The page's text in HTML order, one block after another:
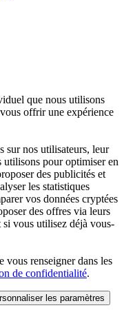
que nous utilisons
offrir une expérience
sur nos utilisateurs, leur
utilisons pour optimiser en
des publicités et
les statistiques
vos données cryptées
des offres via leurs
vous utilisez déjà vous-
vous renseigner dans les
de confidentialité.
les paramètres